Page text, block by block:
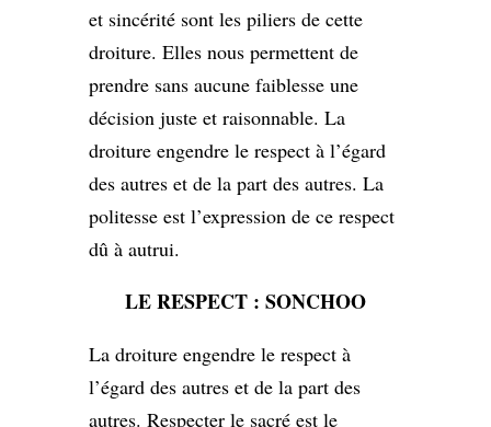
et sincérité sont les piliers de cette
droiture. Elles nous permettent de
prendre sans aucune faiblesse une
décision juste et raisonnable. La
droiture engendre le respect à l’égard
des autres et de la part des autres. La
politesse est l’expression de ce respect
dû à autrui.
LE RESPECT : SONCHOO
La droiture engendre le respect à
l’égard des autres et de la part des
autres. Respecter le sacré est le